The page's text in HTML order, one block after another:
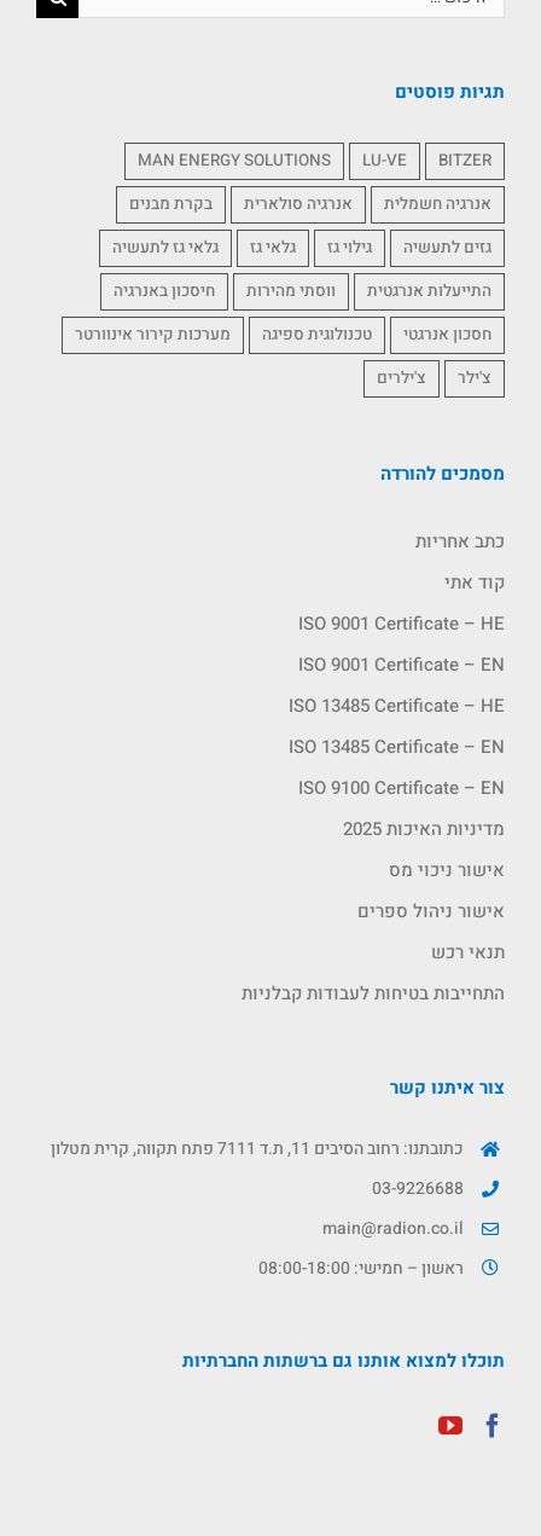
תגיות פוסטים
BITZER
LU-VE
MAN ENERGY SOLUTIONS
אנרגיה חשמלית
אנרגיה סולארית
בקרת מבנים
גזים לתעשיה
גילוי גז גלאי גז
גלאי גז לתעשיה
התייעלות אנרגטית
ווסתי מהירות
חיסכון באנרגיה
חסכון אנרגטי
טכנולוגית ספיגה
מערכות קירור אינוורטר
צ'ילר
צ'ילרים
מסמכים להורדה
כתב אחריות
קוד אתי
ISO 9001 Certificate – HE
ISO 9001 Certificate – EN
ISO 13485 Certificate – HE
ISO 13485 Certificate – EN
ISO 9100 Certificate – EN
מדיניות האיכות 2025
אישור ניכוי מס
אישור ניהול ספרים
תנאי רכש
התחייבות בטיחות לעבודות קבלניות
צור איתנו קשר
כתובתנו: רחוב הסיבים 11, ת.ד 7111 פתח תקווה, קרית מטלון
03-9226688
main@radion.co.il
ראשון – חמישי: 08:00-18:00
תוכלו למצוא אותנו גם ברשתות החברתיות